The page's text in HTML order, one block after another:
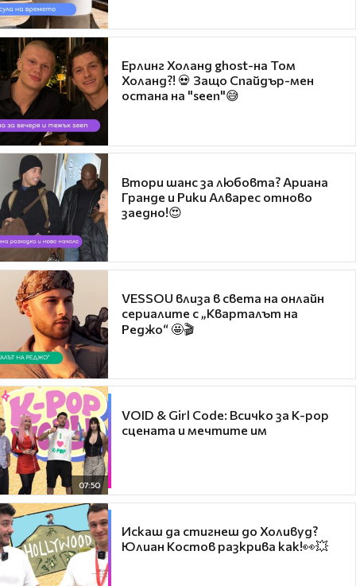
Ерлинг Холанд ghost-на Том
Холанд?! 💀 Защо Спайдър-мен
остана на "seen"😅
Втори шанс за любовта? Ариана
Гранде и Рики Алварес отново
заедно!😍
VESSOU влиза в света на онлайн
сериалите с „Кварталът на
Реджо“ 🤩🎬
07:50
VOID & Girl Code: Всичко за K-pop
сцената и мечтите им
Искаш да стигнеш до Холивуд?
Юлиан Костов разкрива как!👀💥